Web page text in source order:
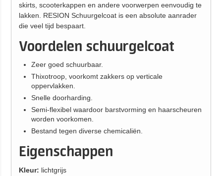
skirts, scooterkappen en andere voorwerpen eenvoudig te
lakken. RESION Schuurgelcoat is een absolute aanrader
die veel tijd bespaart.
Voordelen schuurgelcoat
Zeer goed schuurbaar.
Thixotroop, voorkomt zakkers op verticale
oppervlakken.
Snelle doorharding.
Semi-flexibel waardoor barstvorming en haarscheuren
worden voorkomen.
Bestand tegen diverse chemicaliën.
Eigenschappen
Kleur: lichtgrijs